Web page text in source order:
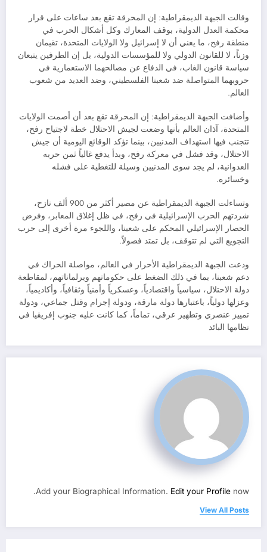
وقالت الجبهة الديمقراطية: إن المحرقة تقع بعد ساعات على قرار
محكمة العدل الدولية، بوقف المعارك وكل أشكال الحرب في
منطقة رفح، ما يعني أن لا إسرائيل ولا الولايات المتحدة، تقيمان
وزناً، لا للقانون الدولي ولا للمؤسسات الدولية، بل إن الطرفين يتبعان
سياسة قانون الغاب، في الدفاع عن مصالحهما الاستعمارية في
حروبهما المتواصلة ضد شعبنا الفلسطيني، وضد العديد من شعوب
العالم.
وأضافت الجبهة الديمقراطية: إن المحرقة تقع بعد أن أصمت الولايات
المتحدة، آذان العالم بأنها وضعت لجيش الاحتلال خطة لاجتياح رفح،
تتجنب فيها استهداف المدنيين، بينما تؤكد الوقائع اليومية أن جيش
الاحتلال، وقد فشل في معركة رفح، وبدأ يدفع غالياً ثمن حربه
العدوانية، لم يجد سوى المدنيين وسيلة للتغطية على فشله
وخسائره.
وتساءلت الجبهة الديمقراطية عن مصير أكثر من 900 ألف نازح،
شردتهم الحرب الإسرائيلية في رفح، في ظل إغلاق المعابر، وفرض
الحصار الإسرائيلي المحكم على شعبنا، واللجوء مرة أخرى إلى حرب
التجويع التي لم تتوقف، بل تمتد فصولاً.
ودعت الجبهة الديمقراطية الأحرار في العالم، مواصلة الحراك في
دعم شعبنا، بما في ذلك الضغط على حكوماتهم وبرلماناتهم، لمقاطعة
دولة الاحتلال، سياسياً واقتصادياً، وعسكرياً وأمنياً وثقافياً، وأكاديمياً،
وعزلها دولياً، باعتبارها دولة مارقة، ودولة إجرام وقتل جماعي، ودولة
تمييز عنصري وتطهير عرقي، تماماً، كما كانت عليه جنوب إفريقيا في
نظامها البائد
Add your Biographical Information. Edit your Profile now.
View All Posts